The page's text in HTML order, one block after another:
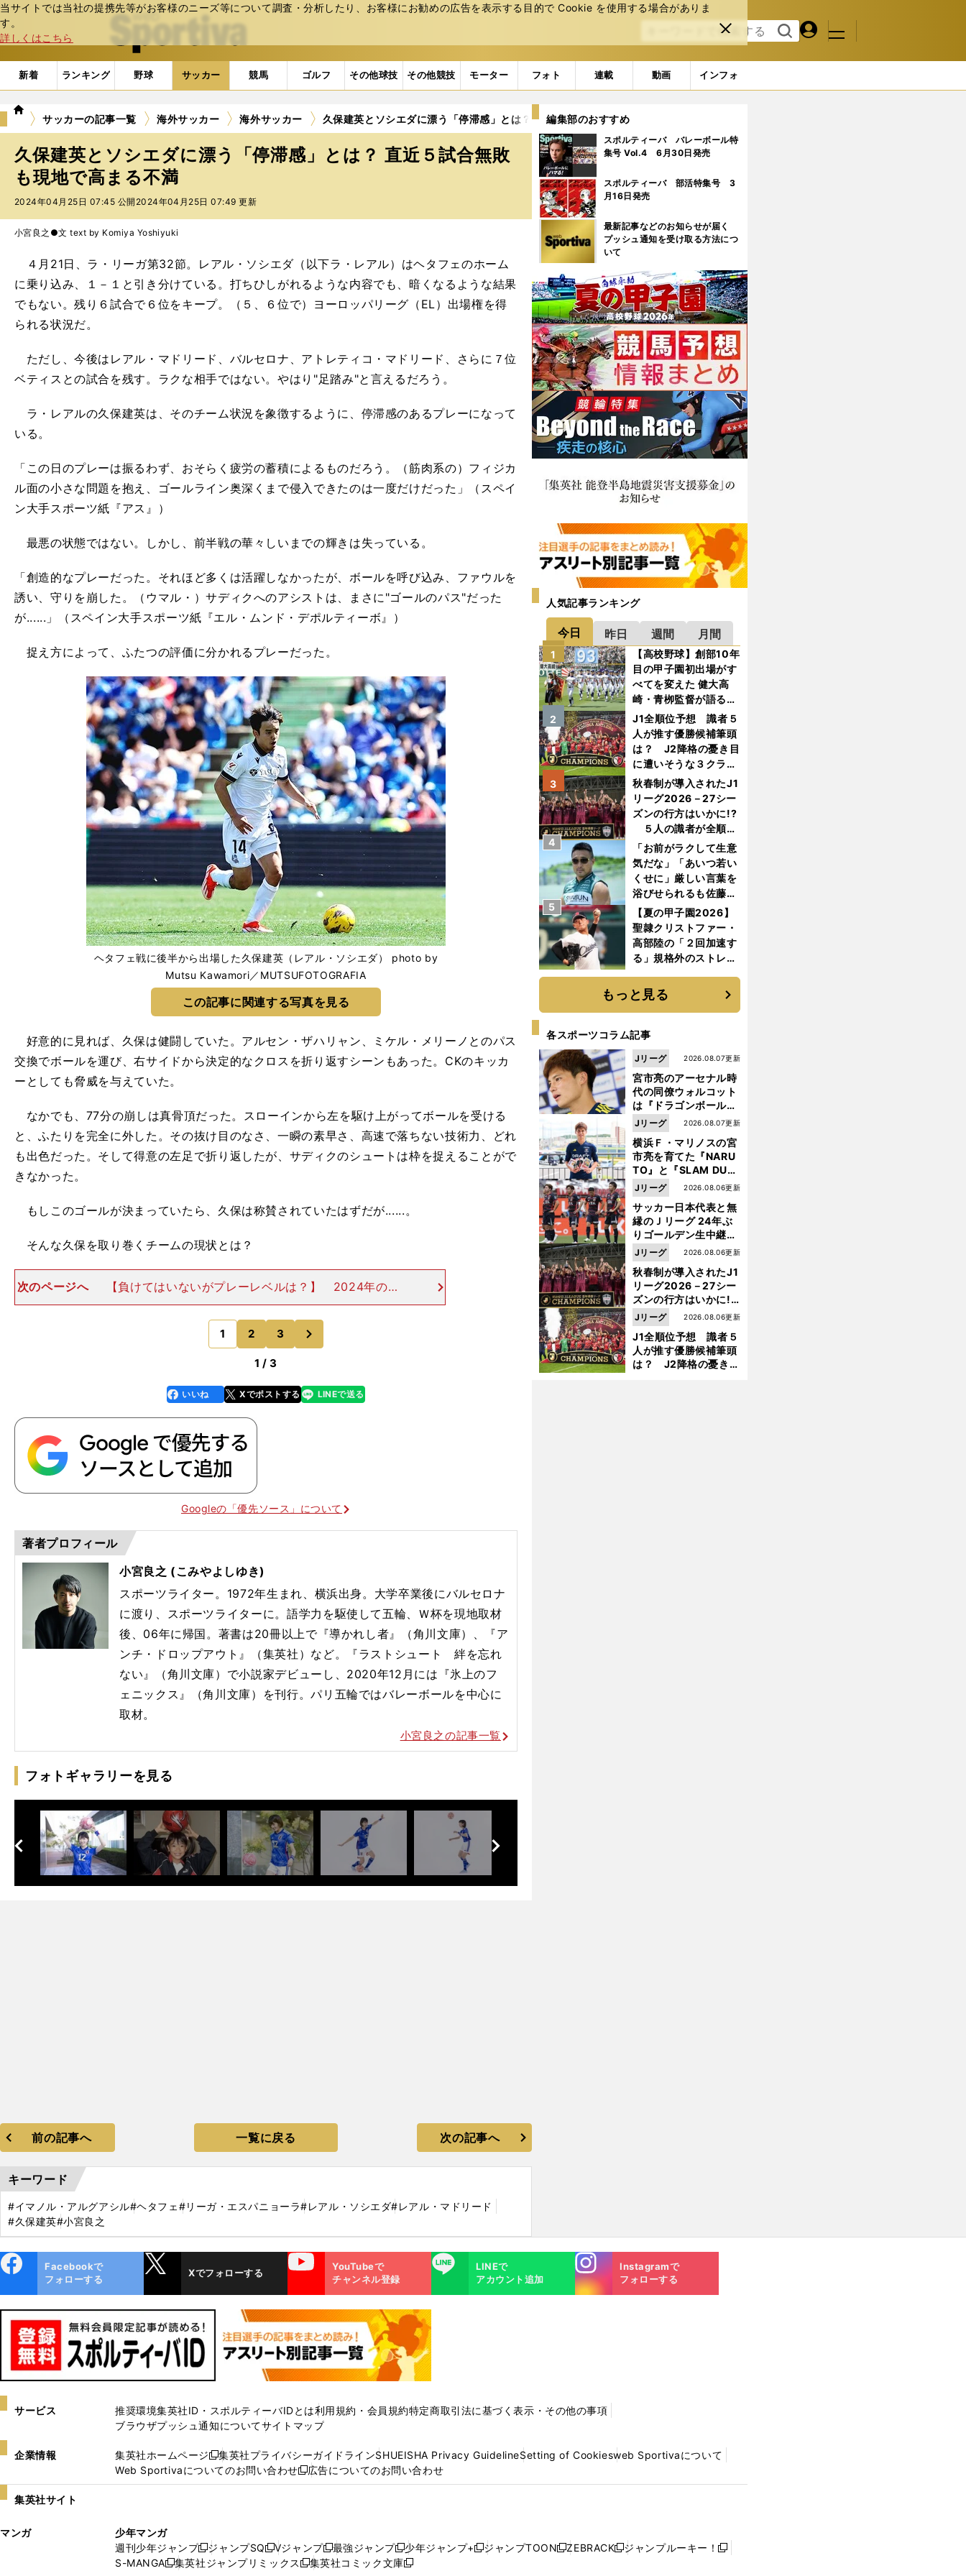
当サイトでは当社の提携先等がお客様のニーズ等について調査・分析したり、お客様にお勧めの広告を表⽰する⽬的で Cookie を使⽤する場合がありま
す。
詳しくはこちら
閉じ
る
web Sportiva (webスポルティーバ)
検索
る
マイペ
ジ
メニュ
新着 ランキング 野球 サッカー 競馬 ゴルフ その他球技 その他競技 モーター フォト 連載 動画 インフォ
we
ポ
ル
テ
ィ
ー
バ
サッカーの記事一覧 海外サッカー 海外サッカー 久保建英とソシエダに漂う「停滞感」とは？ 直近５試合無敗も現地で高まる不満
久保建英とソシエダに漂う「停滞感」とは？ 直近５試合無敗
も現地で高まる不満
2024年04月25日 07:45 公開 2024年04月25日 07:49 更新
小宮良之●文 text by Komiya Yoshiyuki
４月21日、ラ・リーガ第32節。レアル・ソシエダ（以下ラ・レアル）はヘタフェのホーム
に乗り込み、１－１と引き分けている。打ちひしがれるような内容でも、暗くなるような結果
でもない。残り６試合で６位をキープ。（５、６位で）ヨーロッパリーグ（EL）出場権を得
られる状況だ。
ただし、今後はレアル・マドリード、バルセロナ、アトレティコ・マドリード、さらに７位
ベティスとの試合を残す。ラクな相手ではない。やはり"足踏み"と言えるだろう。
ラ・レアルの久保建英は、そのチーム状況を象徴するように、停滞感のあるプレーになって
いる。
「この日のプレーは振るわず、おそらく疲労の蓄積によるものだろう。（筋肉系の）フィジカ
ル面の小さな問題を抱え、ゴールライン奥深くまで侵入できたのは一度だけだった」（スペイ
ン大手スポーツ紙『アス』）
最悪の状態ではない。しかし、前半戦の華々しいまでの輝きは失っている。
「創造的なプレーだった。それほど多くは活躍しなかったが、ボールを呼び込み、ファウルを
誘い、守りを崩した。（ウマル・）サディクへのアシストは、まさに"ゴールのパス"だった
が......」（スペイン大手スポーツ紙『エル・ムンド・デポルティーボ』）
捉え方によって、ふたつの評価に分かれるプレーだった。
ヘタフェ戦に後半から出場した久保建英（レアル・ソシエダ） photo by
Mutsu Kawamori／MUTSUFOTOGRAFIA
この記事に関連する写真を見る
好意的に見れば、久保は健闘していた。アルセン・ザハリャン、ミケル・メリーノとのパス
交換でボールを運び、右サイドから決定的なクロスを折り返すシーンもあった。CKのキッカ
ーとしても脅威を与えていた。
なかでも、77分の崩しは真骨頂だった。スローインから左を駆け上がってボールを受ける
と、ふたりを完全に外した。その抜け目のなさ、一瞬の素早さ、高速で落ちない技術力、どれ
も出色だった。そして得意の左足で折り返したが、サディクのシュートは枠を捉えることがで
きなかった。
もしこのゴールが決まっていたら、久保は称賛されていたはずだが......。
そんな久保を取り巻くチームの現状とは？
次のページへ
【負けてはいないがプレーレベルは？】 2024年の年
明けを、ラ・レアルは最高の状態で迎えている。チャンピオンズリーグ
（CL）ではベスト16に進出していたし、スペイン国王杯でもいいスタ
ートをきっていた
1 2 3
1 / 3
faceboo
k
いいね Xでポストする
line LINEで送る
Googleの「優先ソース」について
著者プロフィール
小宮良之 (こみやよしゆき)
スポーツライター。1972年生まれ、横浜出身。大学卒業後にバルセロナ
に渡り、スポーツライターに。語学力を駆使して五輪、Ｗ杯を現地取材
後、06年に帰国。著書は20冊以上で『導かれし者』（角川文庫）、『ア
ンチ・ドロップアウト』（集英社）など。『ラストシュート 絆を忘れ
ない』（角川文庫）で小説家デビューし、2020年12月には『氷上のフ
ェニックス』（角川文庫）を刊行。パリ五輪ではバレーボールを中心に
取材。
小宮良之の記事一覧
フォトギャラリーを見る
次
へ
へ
？ リバプールの今季戦術を林陵平が解説
前の記事へ 一覧に戻る 次の記事へ
キーワード
#イマノル・アルグアシル#ヘタフェ #リーガ・エスパニョーラ#レアル・ソシエダ#レアル・マドリード
#久保建英#小宮良之
編集部のおすすめ
スポルティーバ バレーボール特
集号 Vol.4 6月30日発売
スポルティーバ 部活特集号 3
月16日発売
最新記事などのお知らせが届く
プッシュ通知を受け取る方法につ
いて
人気記事ランキング
今日 昨日 週間 月間
【高校野球】創部10年
目の甲子園初出場がす
べてを変えた 健大高
崎・青栁監督が語る
「機動破壊」はこうし
て生まれた
1
J1全順位予想 識者５
人が推す優勝候補筆頭
は？ J2降格の憂き目
に遭いそうな３クラブ
とは？
2
秋春制が導入されたJ1
リーグ2026－27シー
ズンの行方はいかに!?
５人の識者が全順位
を大胆予想
3
「お前がラクして生意
気だな」「あいつ若い
くせに」厳しい言葉を
浴びせられるも佐藤慎
太郎が貫いた誇りとフ
ァンへの思い
4
【夏の甲子園2026】
聖隷クリストファー・
高部陸の「２回加速す
る」規格外のストレー
く大学進学を選ぶ理由
5
もっと見る
各スポーツコラム記事
宮市亮のアーセナル時
代の同僚ウォルコット
は『ドラゴンボール』
が大好き ポドルスキは
日向小次郎に憧れてい
た
2026.08.07更新
Jリーグ
横浜Ｆ・マリノスの宮
市亮を育てた『NARU
TO』と『SLAM DUN
K』 中京大中京の同
級生・木原龍一は"ジ
ャンプ係"だった
2026.08.07更新
Jリーグ
サッカー日本代表と無
縁のＪリーグ 24年ぶ
りゴールデン生中継の
開幕戦でヘタな試合は
見せられない
2026.08.06更新
Jリーグ
秋春制が導入されたJ1
リーグ2026－27シー
ズンの行方はいかに!?
５人の識者が全順位
を大胆予想
2026.08.06更新
Jリーグ
J1全順位予想 識者５
人が推す優勝候補筆頭
は？ J2降格の憂き目
2026.08.06更新
Jリーグ
ok
Facebookで
フォローする
Xでフォローする
YouTube
YouTubeで
チャンネル登録
LINE
LINEで
アカウント追加
Instagra
m
Instagramで
フォローする
サービス 推奨環境集英社ID・スポルティーバIDとは利用規約・会員規約特定商取引法に基づく表示・その他の事項
ブラウザプッシュ通知についてサイトマップ
企業情報 集英社ホームページ
新
し
い
ド
ウ
集英社プライバシーガイドラインSHUEISHA Privacy GuidelineSetting of Cookiesweb Sportivaについて
Web Sportivaについてのお問い合わせ
新
し
ン
ド
広告についてのお問い合わせ
集英社サイト
マンガ
少年マンガ
週刊少年ジャンプ
新
し
ジャンプSQ
新
し
Vジャンプ
新
し
最強ジャンプ
新
し
少年ジャンプ+
新
ジャンプTOON
新
ZEBRACK
新
ジャンプルーキー！
新
S-MANGA
新
集英社ジャンプリミックス
新
集英社コミック文庫
新